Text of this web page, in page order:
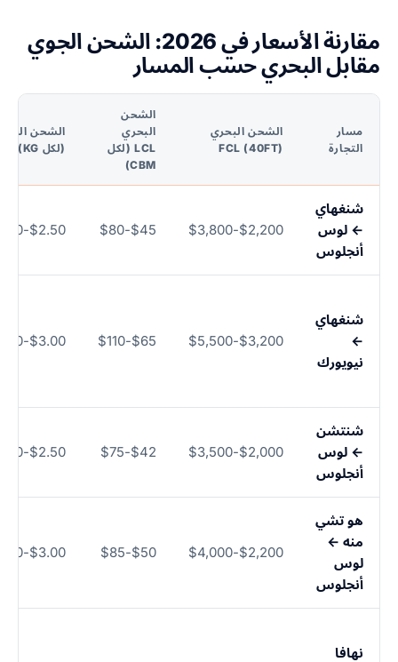
مقارنة الأسعار في 2026: الشحن الجوي
مقابل البحري حسب المسار
مسار
التجارة
الشحن البحري
FCL (40FT)
الشحن
البحري
LCL (لكل
CBM)
الشحن
(لكل KG)
شنغهاي
← لوس
أنجلوس
$2,200-$3,800
$45-$80
$2.50-$4.50
شنغهاي
←
نيويورك
$3,200-$5,500
$65-$110
$3.00-$5.00
شنتشن
← لوس
أنجلوس
$2,000-$3,500
$42-$75
$2.50-$4.50
هو تشي
منه ←
لوس
أنجلوس
$2,200-$4,000
$50-$85
$3.00-$5.50
نهافا